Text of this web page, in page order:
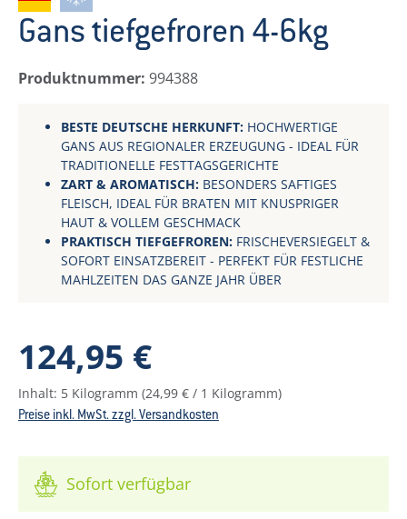
Gans tiefgefroren 4-6kg
Produktnummer: 994388
BESTE DEUTSCHE HERKUNFT: HOCHWERTIGE
GANS AUS REGIONALER ERZEUGUNG - IDEAL FÜR
TRADITIONELLE FESTTAGSGERICHTE
ZART & AROMATISCH: BESONDERS SAFTIGES
FLEISCH, IDEAL FÜR BRATEN MIT KNUSPRIGER
HAUT & VOLLEM GESCHMACK
PRAKTISCH TIEFGEFROREN: FRISCHEVERSIEGELT &
SOFORT EINSATZBEREIT - PERFEKT FÜR FESTLICHE
MAHLZEITEN DAS GANZE JAHR ÜBER
Regulärer Preis:
124,95 €
Inhalt: 5 Kilogramm (24,99 € / 1 Kilogramm)
Preise inkl. MwSt. zzgl. Versandkosten
Sofort verfügbar